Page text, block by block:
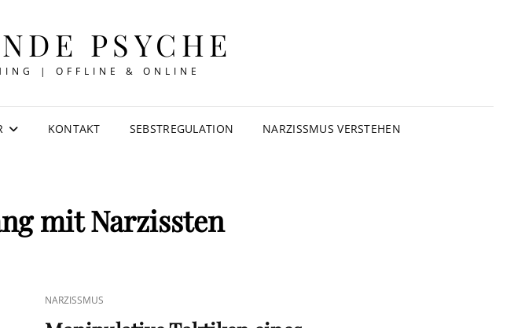
PSYCHE
| OFFLINE & ONLINE
KONTAKT SEBSTREGULATION NARZISSMUS VERSTEHEN
mit Narzissten
CAT
LINKS
NARZISSMUS